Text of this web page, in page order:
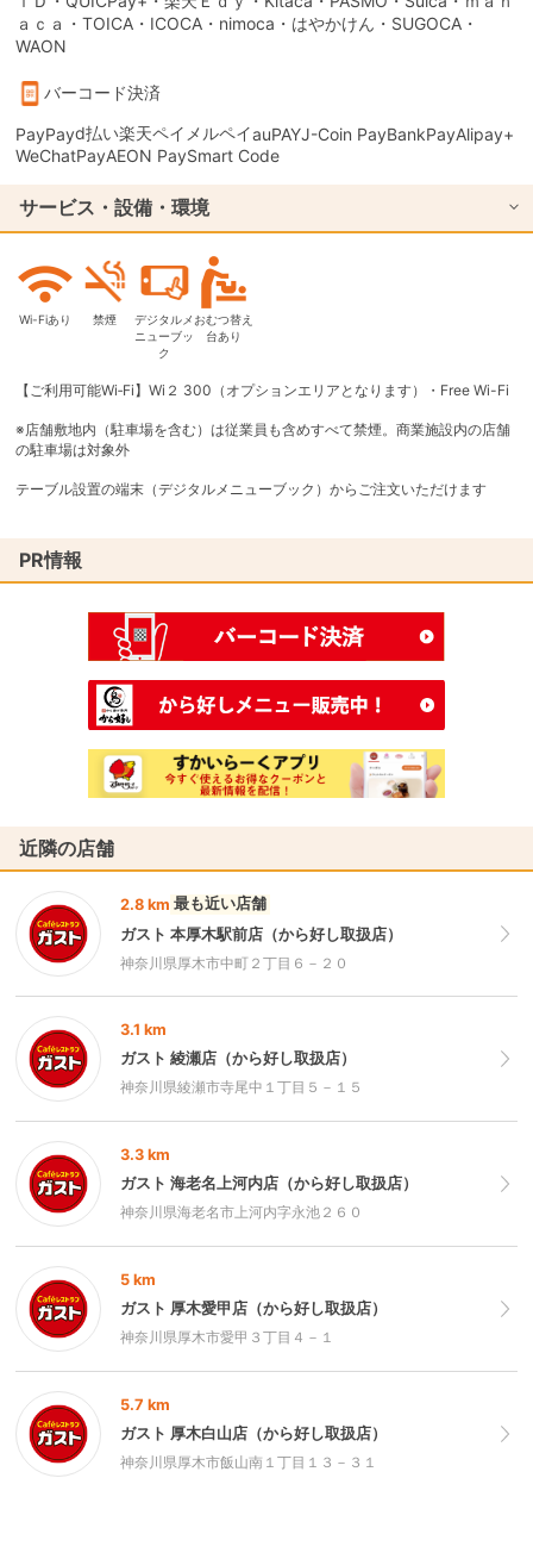
ａｃａ・TOICA・ICOCA・nimoca・はやかけん・SUGOCA・
WAON
バーコード決済
PayPayd払い楽天ペイ メルペイauPAYJ-Coin PayBankPayAlipay+
WeChatPayAEON PaySmart Code
サービス・設備・環境
Wi-Fiあり 禁煙
デジタルメ
ニューブッ
ク
おむつ替え
台あり
【ご利用可能Wi‐Fi】Wi２ 300（オプションエリアとなります）・Free Wi-Fi
※店舗敷地内（駐車場を含む）は従業員も含めすべて禁煙。商業施設内の店舗
の駐車場は対象外
テーブル設置の端末（デジタルメニューブック）からご注文いただけます
PR情報
近隣の店舗
2.8 km 最も近い店舗
ガスト 本厚木駅前店（から好し取扱店）
神奈川県厚木市中町２丁目６－２０
3.1 km
ガスト 綾瀬店（から好し取扱店）
神奈川県綾瀬市寺尾中１丁目５－１５
3.3 km
ガスト 海老名上河内店（から好し取扱店）
神奈川県海老名市上河内字永池２６０
5 km
ガスト 厚木愛甲店（から好し取扱店）
神奈川県厚木市愛甲３丁目４－１
5.7 km
ガスト 厚木白山店（から好し取扱店）
神奈川県厚木市飯山南１丁目１３－３１